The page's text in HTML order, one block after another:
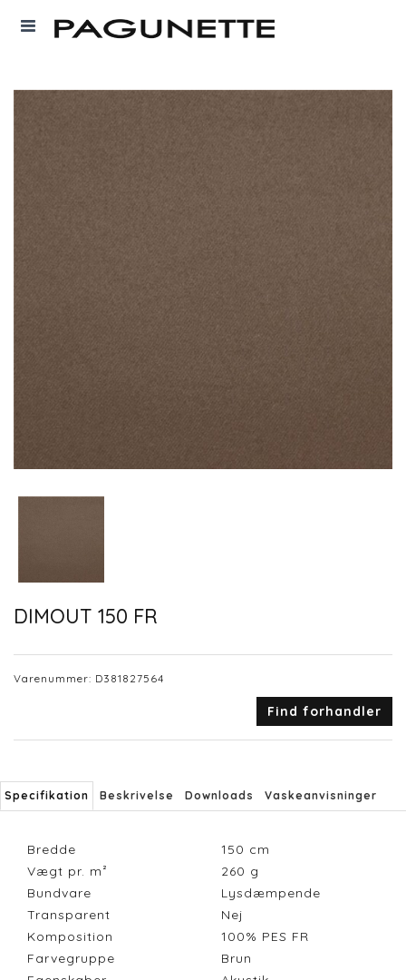
DIMOUT 150 FR
Varenummer: D381827564
Find forhandler
Specifikation Beskrivelse Downloads Vaskeanvisninger
Bredde 150 cm
Vægt pr. m²
260 g
Bundvare
Lysdæmpende
Transparent
Nej
Komposition
100% PES FR
Farvegruppe
Brun